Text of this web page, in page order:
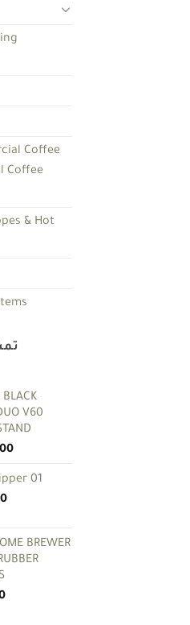
Coffee
Coffee
& Hot
BLACK
V60
01
BREWER